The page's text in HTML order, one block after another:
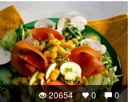
0
0
20654